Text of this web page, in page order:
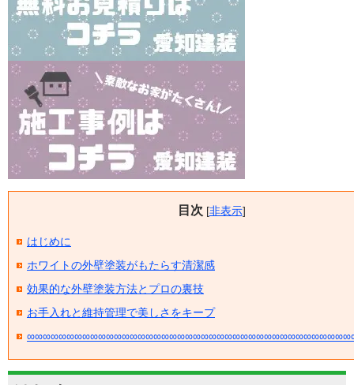
目次 [非表示]
はじめに
ホワイトの外壁塗装がもたらす清潔感
効果的な外壁塗装方法とプロの裏技
お手入れと維持管理で美しさをキープ